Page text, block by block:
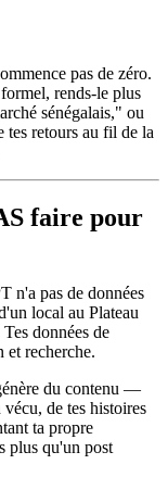
pas de zéro.
rends-le plus
sénégalais," ou
retours au fil de la
faire pour
n'a pas de données
local au Plateau
données de
et recherche.
du contenu —
de tes histoires
ta propre
plus qu'un post